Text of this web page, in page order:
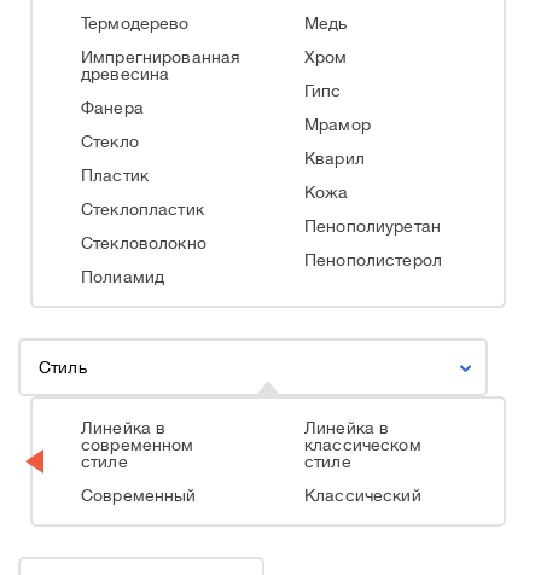
Термодерево
Импрегнированная
древесина
Фанера
Стекло
Пластик
Стеклопластик
Стекловолокно
Полиамид
Медь
Хром
Гипс
Мрамор
Кварил
Кожа
Пенополиуретан
Пенополистерол
Стиль
Линейка в
современном
стиле
Современный
Линейка в
классическом
стиле
Классический